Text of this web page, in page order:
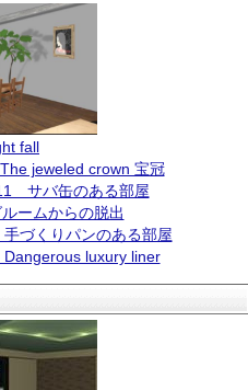
fall
jeweled crown 宝冠
サバ缶のある部屋
ームからの脱出
づくりパンのある部屋
luxury liner